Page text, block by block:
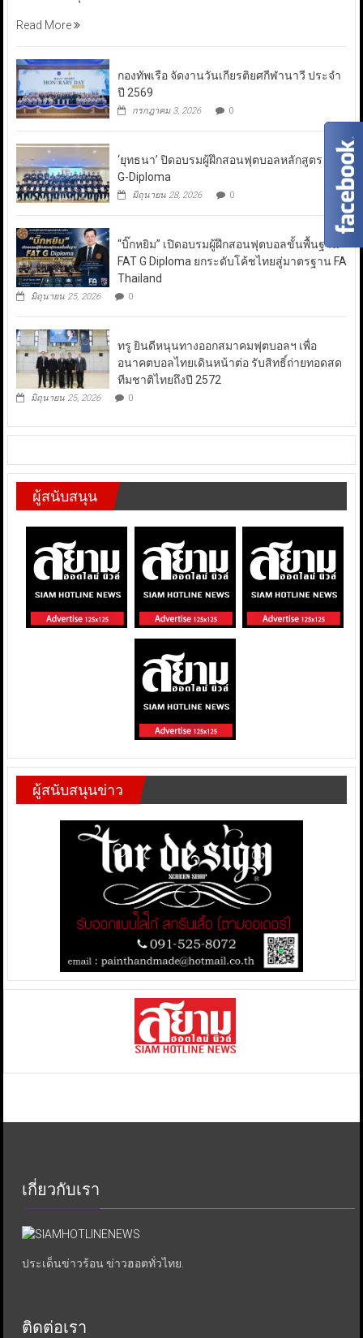
Read More
กองทัพเรือ จัดงานวันเกียรติยศกีฬานาวี ประจำ
ปี 2569
กรกฎาคม 3, 2026 0
‘ยุทธนา’ ปิดอบรมผู้ฝึกสอนฟุตบอลหลักสูตร FAT
G-Diploma
มิถุนายน 28, 2026 0
“บิ๊กหยิม” เปิดอบรมผู้ฝึกสอนฟุตบอลขั้นพื้นฐาน
FAT G Diploma ยกระดับโค้ชไทยสู่มาตรฐาน FA
Thailand
มิถุนายน 25, 2026 0
ทรู ยินดีหนุนทางออกสมาคมฟุตบอลฯ เพื่อ
อนาคตบอลไทยเดินหน้าต่อ รับสิทธิ์ถ่ายทอดสด
ทีมชาติไทยถึงปี 2572
มิถุนายน 25, 2026 0
ผู้สนับสนุน
ผู้สนับสนุนข่าว
เกี่ยวกับเรา
ประเด็นข่าวร้อน ข่าวฮอตทั่วไทย.
ติดต่อเรา